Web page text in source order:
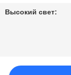
PRIVACY
Высокий свет: